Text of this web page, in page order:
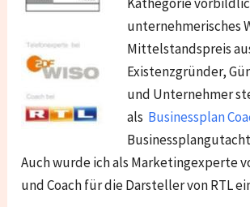
unternehmerisches
Mittelstandspreis
Existenzgründer,
und Unternehmer
als Businessplan
Auch wurde ich als Marketingexperte
und Coach für die Darsteller von RTL